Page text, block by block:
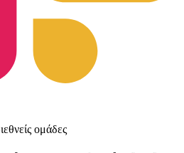
ομάδες